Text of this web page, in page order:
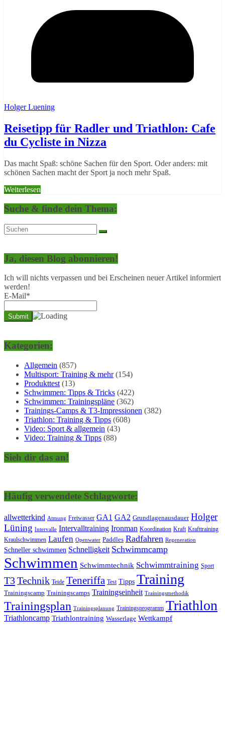
Holger Luening
Reisetipp für Radler und Triathlon: Cafe
du Cycliste in Nizza
Das macht Spaß: schöne Sachen für den Sport. Oder anders: mit
schönen Sachen macht der Sport ja noch mehr Spaß.
Weiterlesen
Suche & finde dein Thema:
Ja, diesen Blog abonnieren!
Ich will nichts verpassen und bei Erscheinen neuer Artikel informiert
werden!
E-Mail*
Kategorien:
Allgemein (857)
Multisport: Training & mehr(154)
Produkttest (13)
Schwimmen: Tipps & Tricks (422)
Schwimmen: Trainingspläne (362)
Trainings-Camps & T3-Impressionen (382)
Triathlon: Training & Tipps (608)
Video: Sport & allgemein (43)
Video: Training & Tipps (88)
Sieh dir das an!
Häufig verwendete Schlagworte:
allwetterkind Atmung Freiwasser GA1 GA2 Grundlagenausdauer Holger
Lüning Intervalle Intervalltraining Ironman Koordination Kraft Krafttraining
Kraulschwimmen Laufen Openwater Paddles Radfahren Regeneration
Schneller schwimmen Schnelligkeit Schwimmcamp
Schwimmen Schwimmtechnik Schwimmtraining Sport
T3Technik Teide Teneriffa Test Tipps Training
Trainingscamp Trainingscamps Trainingseinheit Trainingsmethodik
Trainingsplan Trainingsplanung Trainingsprogramm Triathlon
Triathloncamp Triathlontraining Wasserlage Wettkampf